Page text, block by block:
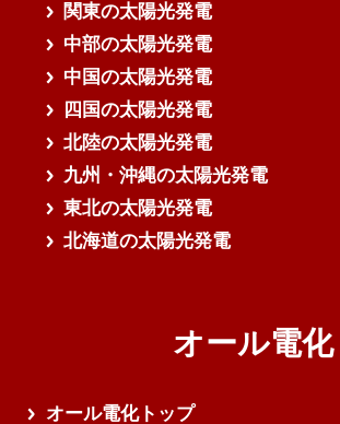
関東の太陽光発電
中部の太陽光発電
中国の太陽光発電
四国の太陽光発電
北陸の太陽光発電
九州・沖縄の太陽光発電
東北の太陽光発電
北海道の太陽光発電
オール電化
オール電化トップ